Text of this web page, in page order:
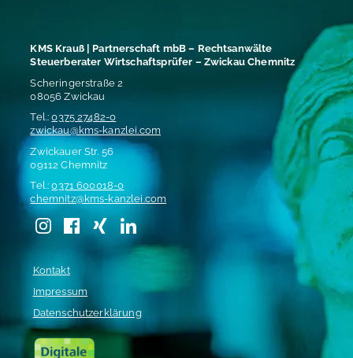
KMS Krauß | Partnerschaft mbB – Rechtsanwälte
Steuerberater Wirtschaftsprüfer – Zwickau Chemnitz
Scheringerstraße 2
08056 Zwickau
Tel.:0375 27482-0
zwickau@kms-kanzlei.com
Zwickauer Str. 56
09112 Chemnitz
Tel.:0371 600018-0
chemnitz@kms-kanzlei.com
Kontakt
Impressum
Datenschutzerklärung